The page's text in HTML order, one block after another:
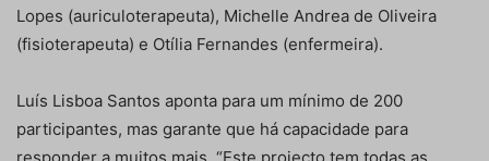
Lopes (auriculoterapeuta), Michelle Andrea de Oliveira
(fisioterapeuta) e Otília Fernandes (enfermeira).
Luís Lisboa Santos aponta para um mínimo de 200
participantes, mas garante que há capacidade para